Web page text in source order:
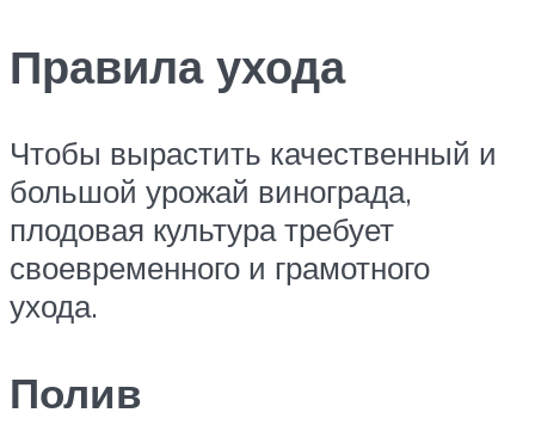
Правила ухода
Чтобы вырастить качественный и
большой урожай винограда,
плодовая культура требует
своевременного и грамотного
ухода.
Полив